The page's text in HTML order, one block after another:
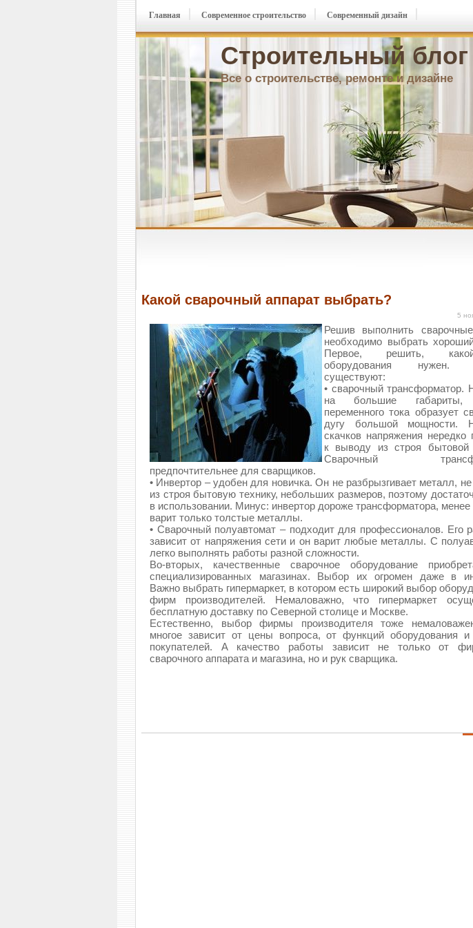
Строительный блог
Все о строительстве, ремонте и дизайне
Главная Современное строительство Современный дизайн
Какой сварочный аппарат выбрать?
5
Решив выполнить
необходимо выбрать хороший
Первое, решить,
оборудования нужен.
существуют:
• сварочный трансформатор.
на большие габариты,
переменного тока образует
дугу большой мощности.
скачков напряжения нередко
к выводу из строя бытовой
Сварочный
предпочтительнее для сварщиков.
• Инвертор – удобен для новичка. Он не разбрызгивает металл,
из строя бытовую технику, небольших размеров, поэтому
в использовании. Минус: инвертор дороже трансформатора,
варит только толстые металлы.
• Сварочный полуавтомат – подходит для профессионалов. Его
зависит от напряжения сети и он варит любые металлы. С
легко выполнять работы разной сложности.
Во-вторых, качественные сварочное оборудование
специализированных магазинах. Выбор их огромен даже в
Важно выбрать гипермаркет, в котором есть широкий выбор
фирм производителей. Немаловажно, что гипермаркет
бесплатную доставку по Северной столице и Москве.
Естественно, выбор фирмы производителя тоже
многое зависит от цены вопроса, от функций оборудования и
покупателей. А качество работы зависит не только от
сварочного аппарата и магазина, но и рук сварщика.